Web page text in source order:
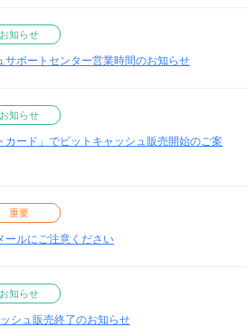
お知らせ
サポートセンター営業時間のお知らせ
お知らせ
カード」でビットキャッシュ販売開始のご案
重要
ールにご注意ください
お知らせ
シュ販売終了のお知らせ